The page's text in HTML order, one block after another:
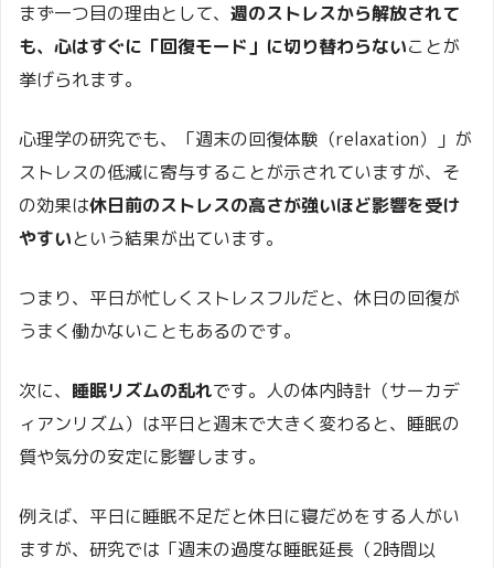
まず一つ目の理由として、 週のストレスから解放されて
も、心はすぐに「回復モード」に切り替わらないことが
挙げられます。
心理学の研究でも、「週末の回復体験（relaxation）」が
ストレスの低減に寄与することが示されていますが、そ
の効果は休日前のストレスの高さが強いほど影響を受け
やすいという結果が出ています。
つまり、平日が忙しくストレスフルだと、休日の回復が
うまく働かないこともあるのです。
次に、 睡眠リズムの乱れです。人の体内時計（サーカデ
ィアンリズム）は平日と週末で大きく変わると、睡眠の
質や気分の安定に影響します。
例えば、平日に睡眠不足だと休日に寝だめをする人がい
ますが、研究では「週末の過度な睡眠延長（2時間以